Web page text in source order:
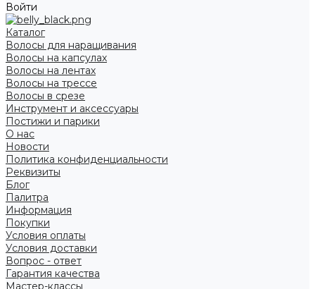
Войти
Каталог
Волосы для наращивания
Волосы на капсулах
Волосы на лентах
Волосы на трессе
Волосы в срезе
Инструмент и аксессуары
Постижи и парики
О нас
Новости
Политика конфиденциальности
Реквизиты
Блог
Палитра
Информация
Покупки
Условия оплаты
Условия доставки
Вопрос - ответ
Гарантия качества
Мастер-классы